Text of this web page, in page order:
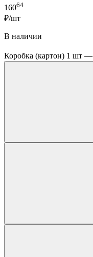
16064
₽/шт
В наличии
Коробка (картон) 1 шт —